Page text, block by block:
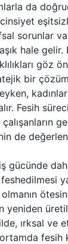
da
sorunlar
hale gelir.
göz
bir
Fesih
de
gücünde
yeniden
ırksal ve
fesih